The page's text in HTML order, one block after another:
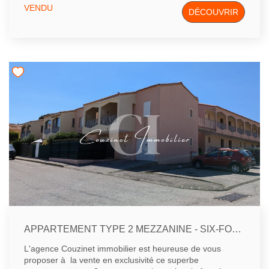
entrée couloir avec accès sur le garage.- Au premier
étage : salon séjour avec cuisine.- Au deuxième étage :
une grande chambre de 20 m² et salle d'eau avec WC.-
VENDU DÉCOUVRIR
APPARTEMENT TYPE 2 MEZZANINE - SIX-FOURS
L'agence Couzinet immobilier est heureuse de vous
proposer à la vente en exclusivité ce superbe